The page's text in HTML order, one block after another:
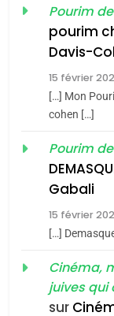
Pourim
pourim
Davis-
15 février
[…] Mon
cohen […]
Pourim
Gabali
15 février
[…]
Cinéma,
juives qui
sur